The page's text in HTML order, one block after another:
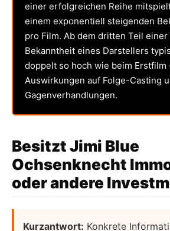
einer erfolgreichen Reihe
einem exponentiell steigenden
pro Film. Ab dem dritten Teil
Bekanntheit eines Darstellers
doppelt so hoch wie beim Erstfilm
Auswirkungen auf Folge-Casting
Gagenverhandlungen.
Besitzt Jimi Blue
Ochsenknecht
oder andere
Kurzantwort: Konkrete